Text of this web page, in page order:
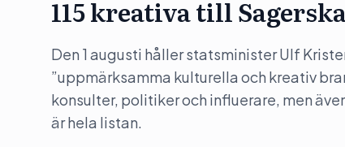
115 kreativa till
Den 1 augusti håller statsminister Ulf
”uppmärksamma kulturella och kreativ
konsulter, politiker och influerare, men
är hela listan.